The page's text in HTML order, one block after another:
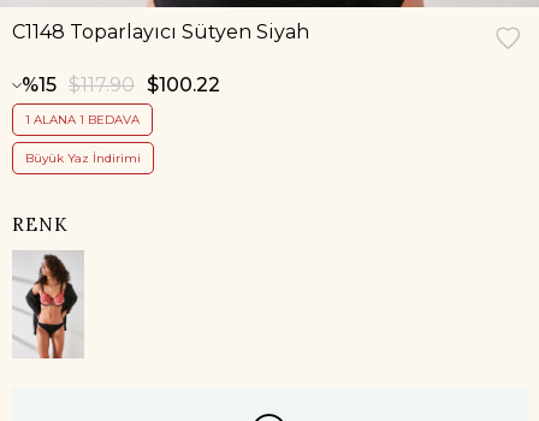
C1148 Toparlayıcı Sütyen Siyah
15 $117.90 $100.22
1 ALANA 1 BEDAVA
Büyük Yaz İndirimi
RENK